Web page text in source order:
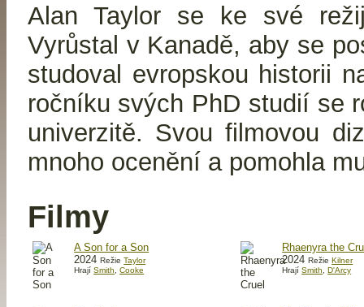
Alan Taylor se ke své
Vyrůstal v Kanadě, aby se
studoval evropskou historii
ročníku svých PhD studií se
univerzitě. Svou filmovou
mnoho ocenění a pomohla
Filmy
A Son for a Son
2024RežieTaylor
HrajíSmith ,Cooke
Rhaenyra the
2024RežieKilner
HrajíSmith ,D'Arcy